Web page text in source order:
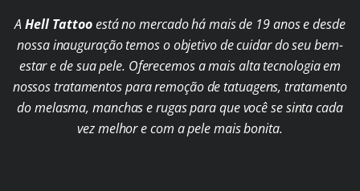
AHell Tattooestá no mercado há mais de 19 anos e desde
nossa inauguração temos o objetivo de cuidar do seu bem-
estar e de sua pele. Oferecemos a mais alta tecnologia em
nossos tratamentos para remoção de tatuagens, tratamento
do melasma, manchas e rugas para que você se sinta cada
vez melhor e com a pele mais bonita.